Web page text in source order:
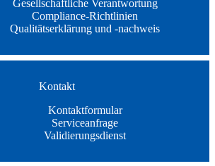
Gesellschaftliche Verantwortung
Compliance-Richtlinien
Qualitätserklärung und -nachweis
Kontakt
Kontaktformular
Serviceanfrage
Validierungsdienst